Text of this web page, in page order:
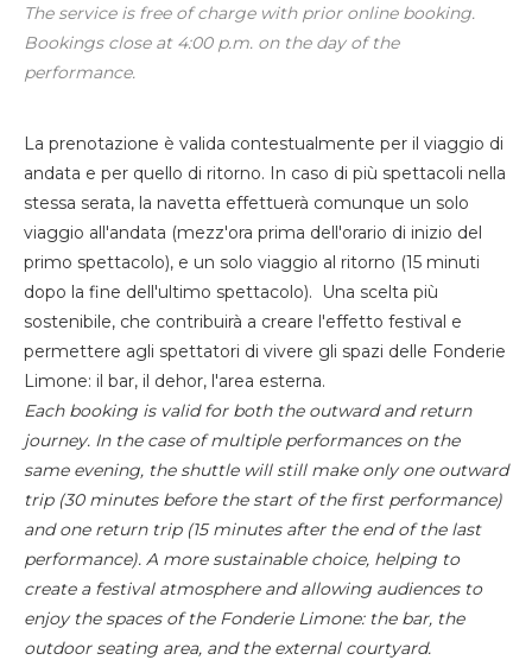
The service is free of charge with prior online booking.
Bookings close at 4:00 p.m. on the day of the
performance.
La prenotazione è valida contestualmente per il viaggio di
andata e per quello di ritorno. In caso di più spettacoli nella
stessa serata, la navetta effettuerà comunque un solo
viaggio all'andata (mezz'ora prima dell'orario di inizio del
primo spettacolo), e un solo viaggio al ritorno (15 minuti
dopo la fine dell'ultimo spettacolo). Una scelta più
sostenibile, che contribuirà a creare l'effetto festival e
permettere agli spettatori di vivere gli spazi delle Fonderie
Limone: il bar, il dehor, l'area esterna.
Each booking is valid for both the outward and return
journey. In the case of multiple performances on the
same evening, the shuttle will still make only one outward
trip (30 minutes before the start of the first performance)
and one return trip (15 minutes after the end of the last
performance). A more sustainable choice, helping to
create a festival atmosphere and allowing audiences to
enjoy the spaces of the Fonderie Limone: the bar, the
outdoor seating area, and the external courtyard.